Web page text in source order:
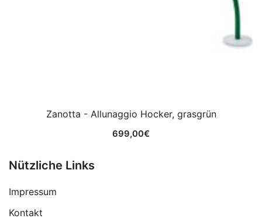
Zanotta - Allunaggio Hocker, grasgrün
699,00€
Nützliche Links
Impressum
Kontakt